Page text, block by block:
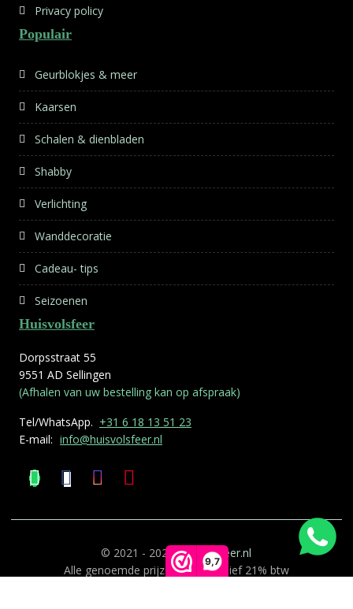
9,7
Privacy policy
Populair
Geurblokjes & meer
Kaarsen
Schalen & dienbladen
Shabby
Verlichting
Wanddecoratie
Cadeau- tips
Seizoenen
Huisvolsfeer
Dorpsstraat 55
9551 AD Sellingen
(Afhalen van uw bestelling kan op afspraak)
Tel/WhatsApp. +31 6 18 13 51 23
E-mail: info@huisvolsfeer.nl
© 2021 - 2026Huisvolsfeer.nl
Alle genoemde prijzen zijn inclusief 21% btw